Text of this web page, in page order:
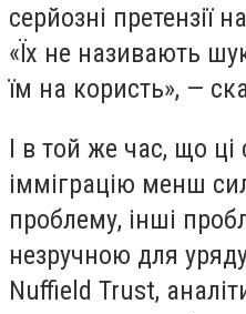
серйозні претензії
«Їх не називають
їм на користь», —
І в той же час, що ці
імміграцію менш
проблему, інші
незручною для
Nuffield Trust,